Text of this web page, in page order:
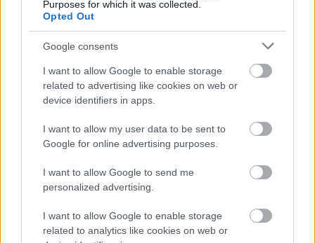
Purposes for which it was collected.
Opted Out
Google consents
I want to allow Google to enable storage
related to advertising like cookies on web or
device identifiers in apps.
I want to allow my user data to be sent to
Google for online advertising purposes.
I want to allow Google to send me
personalized advertising.
I want to allow Google to enable storage
related to analytics like cookies on web or
Piotr Głowacki
odchodzi z ŁKS-u
Łódź. Wcześniej był
Rzeszów
2026-05-22 11:54
Piotr Głowacki po zakończeniu sezonu odejdzie z ŁKS-u Łódź.
34-letni zawodnik trafił do łódzkiego klubu ze Stali Rzeszów, w
której przez lata był jedną z ważniejszych postaci. &nbsp; ŁKS
Łódź poinformował, że wraz z końcem bieżącego sezonu
zakończy się przygoda Piotra Gło...